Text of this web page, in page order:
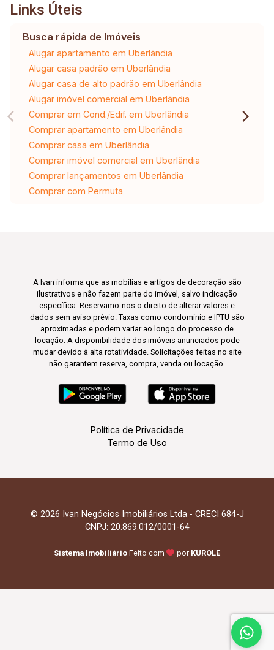
Links Úteis
Busca rápida de Imóveis
Alugar apartamento em Uberlândia
Alugar casa padrão em Uberlândia
Alugar casa de alto padrão em Uberlândia
Alugar imóvel comercial em Uberlândia
Comprar em Cond./Edif. em Uberlândia
Comprar apartamento em Uberlândia
Comprar casa em Uberlândia
Comprar imóvel comercial em Uberlândia
Comprar lançamentos em Uberlândia
Comprar com Permuta
A Ivan informa que as mobílias e artigos de decoração são
ilustrativos e não fazem parte do imóvel, salvo indicação
específica. Reservamo-nos o direito de alterar valores e
dados sem aviso prévio. Taxas como condomínio e IPTU são
aproximadas e podem variar ao longo do processo de
locação. A disponibilidade dos imóveis anunciados pode
mudar devido à alta rotatividade. Solicitações feitas no site
não garantem reserva, compra, venda ou locação.
Política de Privacidade
Termo de Uso
© 2026 Ivan Negócios Imobiliários Ltda - CRECI 684-J
CNPJ: 20.869.012/0001-64
Sistema Imobiliário Feito com por KUROLE